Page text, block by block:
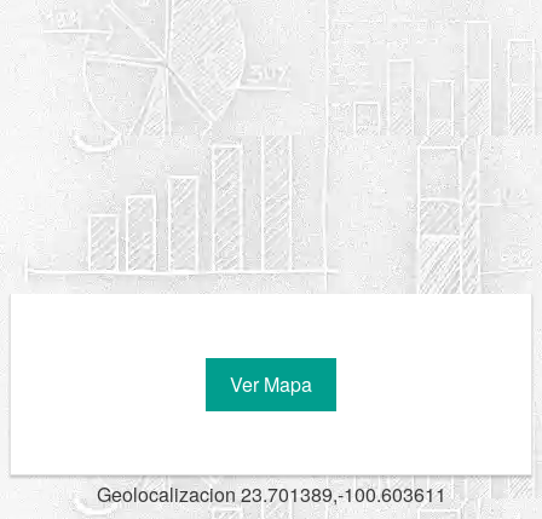
Ver Mapa
Geolocalizacion 23.701389,-100.603611